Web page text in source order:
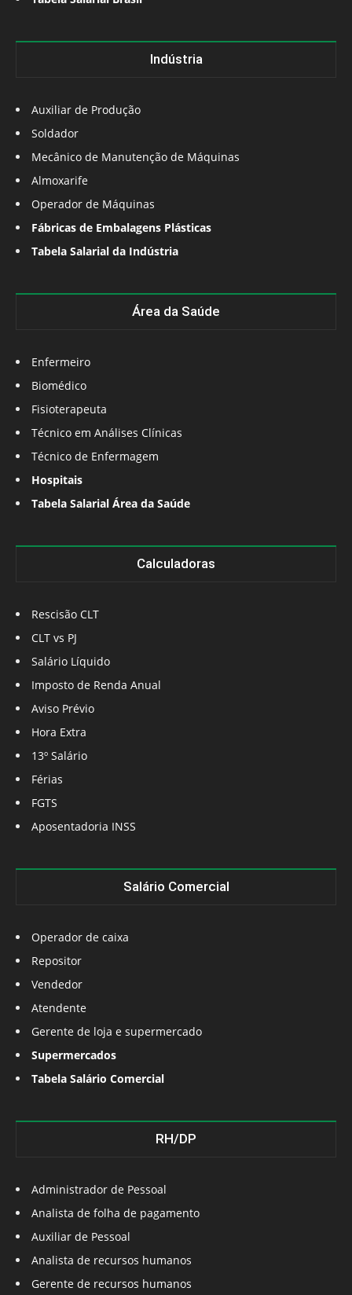
Indústria
Auxiliar de Produção
Soldador
Mecânico de Manutenção de Máquinas
Almoxarife
Operador de Máquinas
Fábricas de Embalagens Plásticas
Tabela Salarial da Indústria
Área da Saúde
Enfermeiro
Biomédico
Fisioterapeuta
Técnico em Análises Clínicas
Técnico de Enfermagem
Hospitais
Tabela Salarial Área da Saúde
Calculadoras
Rescisão CLT
CLT vs PJ
Salário Líquido
Imposto de Renda Anual
Aviso Prévio
Hora Extra
13º Salário
Férias
FGTS
Aposentadoria INSS
Salário Comercial
Operador de caixa
Repositor
Vendedor
Atendente
Gerente de loja e supermercado
Supermercados
Tabela Salário Comercial
RH/DP
Administrador de Pessoal
Analista de folha de pagamento
Auxiliar de Pessoal
Analista de recursos humanos
Gerente de recursos humanos